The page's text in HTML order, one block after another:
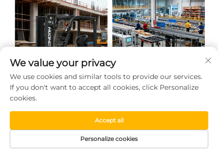
We value your privacy
We use cookies and similar tools to provide our services.
If you don't want to accept all cookies, click Personalize
cookies.
Personalize cookies
Accept all